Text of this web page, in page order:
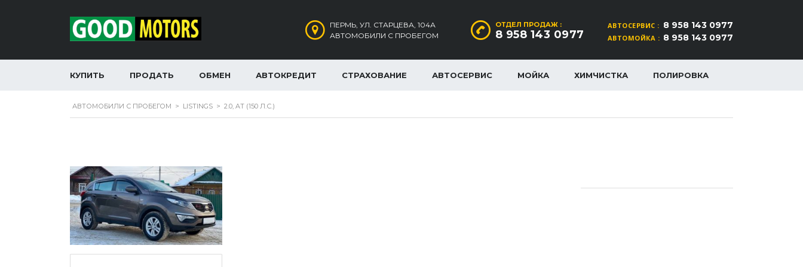
АВТОСЕРВИС : 8 958 143 0977
АВТОМОЙКА : 8 958 143 0977
ОТДЕЛ ПРОДАЖ :
8 958 143 0977
ПЕРМЬ, УЛ. СТАРЦЕВА, 104А
АВТОМОБИЛИ С ПРОБЕГОМ
КУПИТЬ ПРОДАТЬ ОБМЕН АВТОКРЕДИТ СТРАХОВАНИЕ АВТОСЕРВИС МОЙКА ХИМЧИСТКА ПОЛИРОВКА
АВТОМОБИЛИ С ПРОБЕГОМ > LISTINGS > 2.0, AT (150 Л.С.)